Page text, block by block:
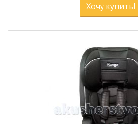
Хочу купить!